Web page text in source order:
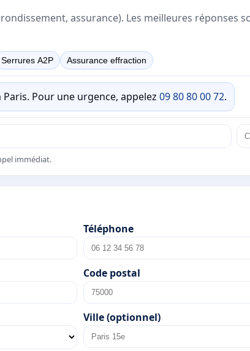
assurance). Les meilleures réponses
Serrures A2P Assurance effraction
Pour une urgence, appelez 09 80 80 00 72.
immédiat.
Téléphone
Code postal
Ville (optionnel)